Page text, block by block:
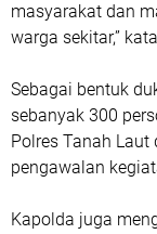
masyarakat dan
warga sekitar,”
Sebagai bentuk
sebanyak 300
Polres Tanah
pengawalan
Kapolda juga